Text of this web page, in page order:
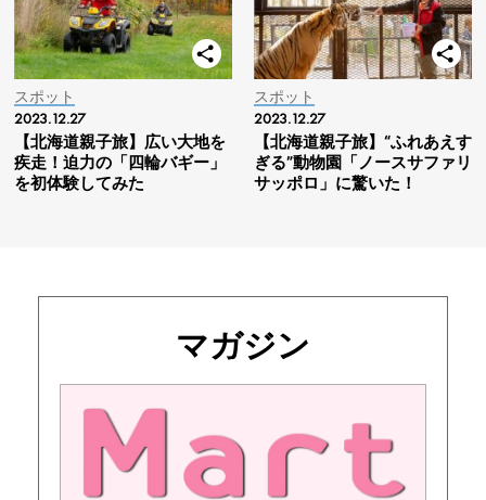
スポット
2023.12.27
【北海道親子旅】広い大地を
疾走！迫力の「四輪バギー」
を初体験してみた
スポット
2023.12.27
【北海道親子旅】“ふれあえす
ぎる”動物園「ノースサファリ
サッポロ」に驚いた！
マガジン